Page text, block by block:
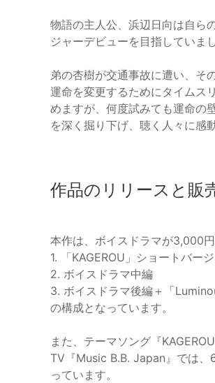
物語の主人公、浜辺日向は自ら
ジャーデビューを目指していま
弟の杏樹が交通事故に遭い、そ
運命を変更するためにタイムス
めますが、何度試みても運命の
を深く掘り下げ、聴く人々に感
作品のリリースと販
本作は、ボイスドラマが3,000
1. 「KAGEROU」ショートバー
2. ボイスドラマ中編
3. ボイスドラマ後編＋「
の構成となっています。
また、テーマソング『
TV『Music B.B. Japan』では
っています。